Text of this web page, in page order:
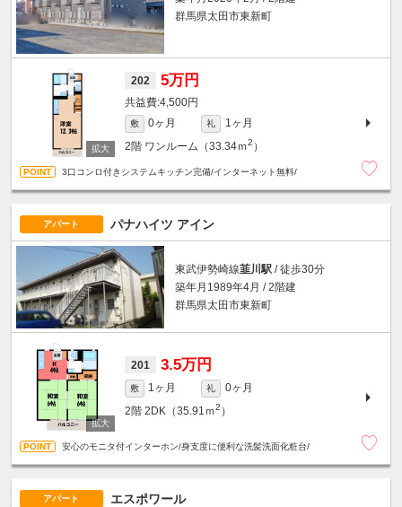
群馬県太田市東新町
202 5万円
4,500円
敷 0ヶ月 礼
1ヶ月
2階 ワンルーム（33.34ｍ2 ）
3口コンロ付きシステムキッチン完備/インターネット無料/
アパート パナハイツ アイン
東武伊勢崎線韮川駅 / 徒歩30分
築年月1989年4月 / 2階建
群馬県太田市東新町
201 3.5万円
敷 1ヶ月 礼
0ヶ月
2階 2DK（35.91ｍ2 ）
安心のモニタ付インターホン/身支度に便利な洗髪洗面化粧台/
アパート エスポワール